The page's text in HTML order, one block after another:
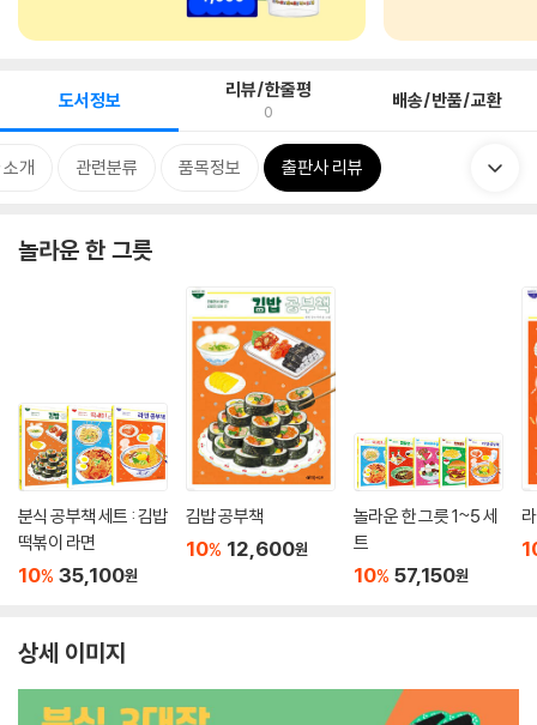
도서정보 리뷰/한줄평
0 배송/반품/교환
개 관련분류 품목정보 출판사 리뷰
놀라운 한 그릇
분식 공부책 세트 : 김밥
떡볶이 라면
10% 35,100원
김밥 공부책
10% 12,600원
놀라운 한 그릇 1~5 세
트
10% 57,150원
상세 이미지